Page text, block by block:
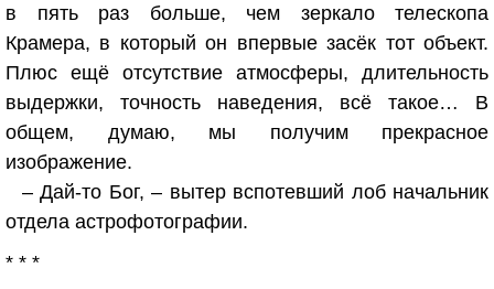
в пять раз больше, чем зеркало телескопа
Крамера, в который он впервые засёк тот объект.
Плюс ещё отсутствие атмосферы, длительность
выдержки, точность наведения, всё такое… В
общем, думаю, мы получим прекрасное
изображение.
– Дай-то Бог, – вытер вспотевший лоб начальник
отдела астрофотографии.
* * *